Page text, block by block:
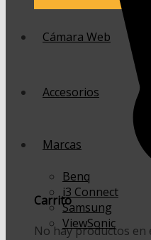
Carrito
No hay productos en
Cámara Web
Accesorios
Marcas
Benq
i3 Connect
Samsung
ViewSonic